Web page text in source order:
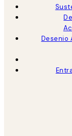
Desenio